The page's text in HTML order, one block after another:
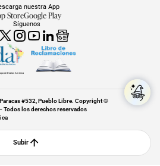
Síguenos
nuestra App
StoreGoogle Play
de Diarios América
#532, Pueblo Libre. Copyright ©
los derechos reservados
Subir